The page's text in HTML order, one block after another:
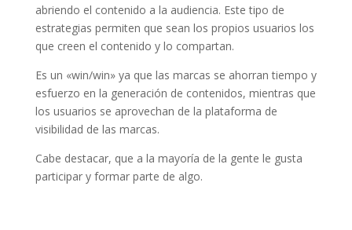
abriendo el contenido a la audiencia. Este tipo de
estrategias permiten que sean los propios usuarios los
que creen el contenido y lo compartan.
Es un «win/win» ya que las marcas se ahorran tiempo y
esfuerzo en la generación de contenidos, mientras que
los usuarios se aprovechan de la plataforma de
visibilidad de las marcas.
Cabe destacar, que a la mayoría de la gente le gusta
participar y formar parte de algo.